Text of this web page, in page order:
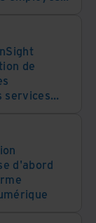
de
services
des
d'abord